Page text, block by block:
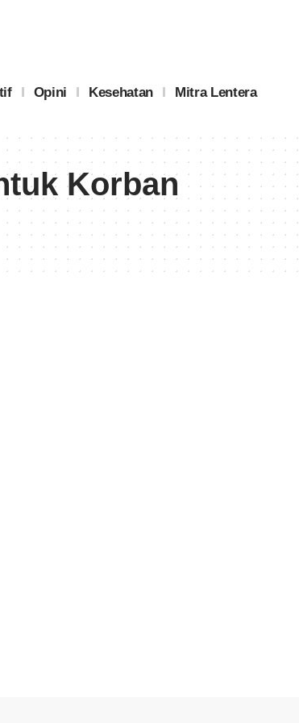
Opini Kesehatan Mitra Lentera
Korban